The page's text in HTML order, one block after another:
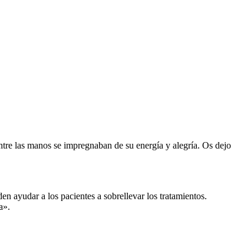
las manos se impregnaban de su energía y alegría. Os dejo
ayudar a los pacientes a sobrellevar los tratamientos.